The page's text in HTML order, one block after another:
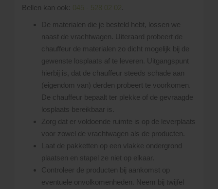
Bellen kan ook: 045 - 528 02 02
De materialen die je besteld hebt, lossen we
naast de vrachtwagen. Uiteraard probeert de
chauffeur de materialen zo dicht mogelijk bij de
gewenste losplaats af te leveren. Uitgangspunt
hierbij is, dat de chauffeur steeds schade aan
(eigendom van) derden probeert te voorkomen.
De chauffeur bepaalt ter plekke of de gevraagde
losplaats bereikbaar is.
Zorg dat er voldoende ruimte is op de leverplaats
voor zowel de vrachtwagen als de producten.
Laat de pakketten op een vlakke ondergrond
plaatsen en stapel ze niet op elkaar.
Controleer de producten bij aankomst op
eventuele onvolkomenheden. Neem bij twijfel